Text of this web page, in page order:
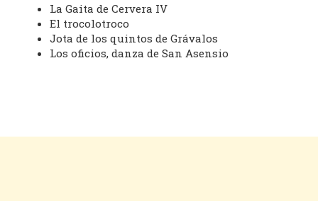
La Gaita de Cervera IV
El trocolotroco
Jota de los quintos de Grávalos
Los oficios, danza de San Asensio